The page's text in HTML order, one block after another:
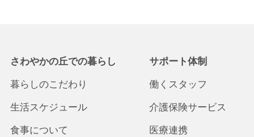
さわやかの丘での暮らし
暮らしのこだわり
生活スケジュール
食事について
サポート体制
働くスタッフ
介護保険サービス
医療連携